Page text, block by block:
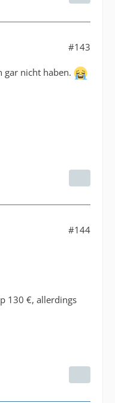
#143
gar nicht haben.
#144
130 €, allerdings